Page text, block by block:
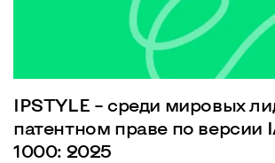
IPSTYLE – среди мировых
патентном праве по версии
1000: 2025